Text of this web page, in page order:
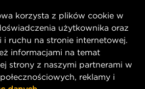
Poland
00
korzysta z plików cookie w
użytkownika oraz
i ruchu na stronie internetowej.
informacjami na temat
strony z naszymi partnerami w
reklamy i